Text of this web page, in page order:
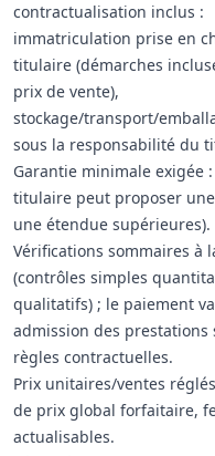
contractualisation inclus :
immatriculation prise en
titulaire (démarches
prix de vente),
stockage/transport/
sous la responsabilité du
Garantie minimale exigée
titulaire peut proposer
une étendue supérieures).
Vérifications sommaires à
(contrôles simples
qualitatifs) ; le paiement
admission des prestations
règles contractuelles.
Prix unitaires/ventes
de prix global forfaitaire,
actualisables.